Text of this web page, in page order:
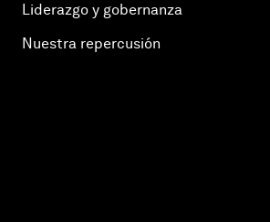
Liderazgo y gobernanza
Nuestra repercusión